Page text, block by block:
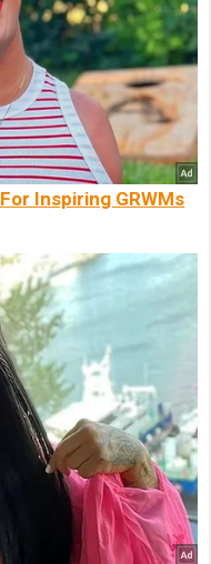
Inspiring GRWMs